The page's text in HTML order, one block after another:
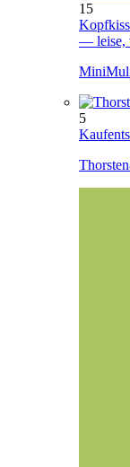
15
— leise,
5